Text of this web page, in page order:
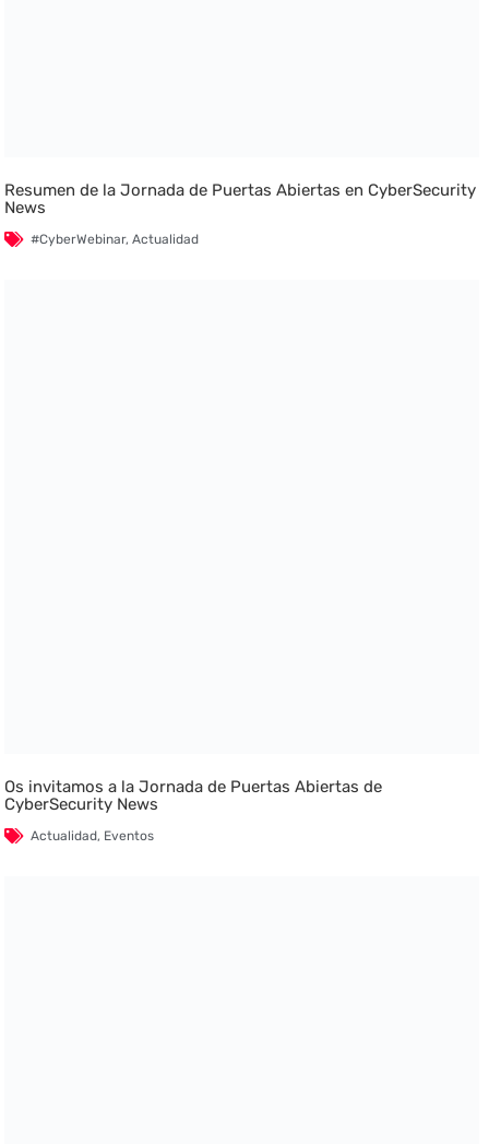
Resumen de la Jornada de Puertas Abiertas en CyberSecurity
News
#CyberWebinar,Actualidad
Os invitamos a la Jornada de Puertas Abiertas de
CyberSecurity News
Actualidad, Eventos